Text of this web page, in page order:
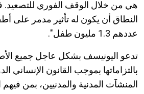
هي من خلال الوقف الفوري
النطاق أن يكون له تأثير مدمر على
عددهم 1.3 مليون طفل".
تدعو اليونيسف بشكل عاجل جميع
بالتزاماتها بموجب القانون الإنساني
المنشآت المدنية والمدنيين، بمن فيهم